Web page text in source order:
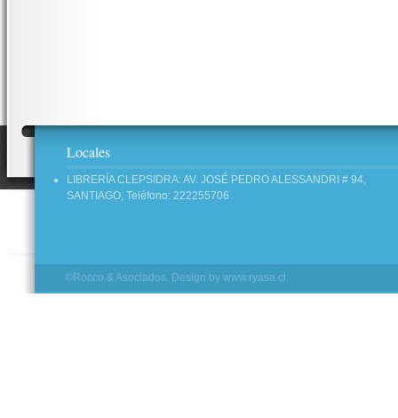
Locales
LIBRERÍA CLEPSIDRA: AV. JOSÉ PEDRO ALESSANDRI # 94,
SANTIAGO, Teléfono: 222255706
©Rocco & Asociados. Design by www.ryasa.cl